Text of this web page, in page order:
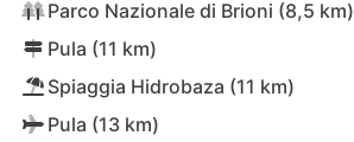
Parco Nazionale di Brioni (8,5 km)
Pula (11 km)
Spiaggia Hidrobaza (11 km)
Pula (13 km)